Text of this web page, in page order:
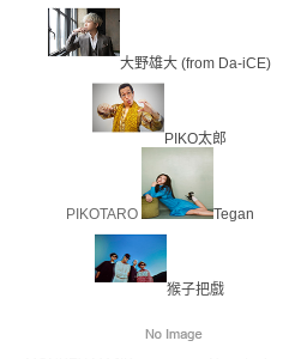
大野雄大 (from Da-iCE)
PIKO太郎
PIKOTARO Tegan
猴子把戲